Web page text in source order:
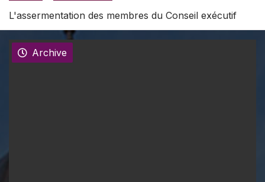
L'assermentation des membres du Conseil exécutif
Archive